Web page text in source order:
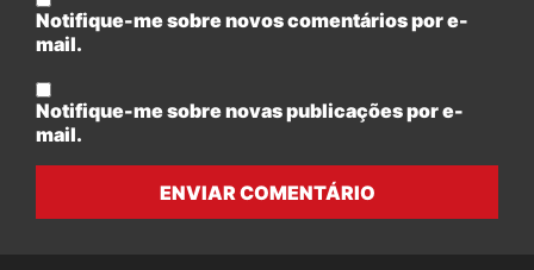
Notifique-me sobre novos comentários por e-
mail.
Notifique-me sobre novas publicações por e-
mail.
ENVIAR COMENTÁRIO